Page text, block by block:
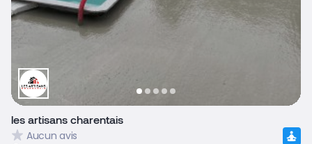
les artisans charentais
Aucun avis